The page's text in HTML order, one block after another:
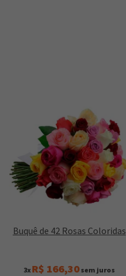
Buquê de 42 Rosas Coloridas
3x R$ 166,30 sem juros